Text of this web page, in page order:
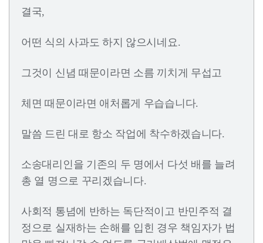
결국,
어떤 식의 사과도 하지 않으시네요.
그것이 신념 때문이라면 소름 끼치게 무섭고
체면 때문이라면 애처롭게 우습습니다.
말씀 드린 대로 항소 작업에 착수하겠습니다.
소송대리인을 기존의 두 명에서 다섯 배를 늘려
총 열 명으로 꾸리겠습니다.
사회적 통념에 반하는 독단적이고 반민주적 결
정으로 실재하는 손해를 입힌 경우 책임자가 법